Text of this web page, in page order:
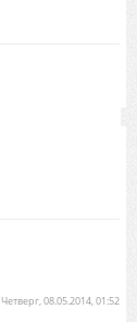
Четверг, 08.05.2014, 01:52